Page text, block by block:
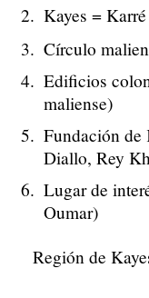
Kayes =
Círculo
Edificios
maliense)
Fundación de
Diallo, Rey
Lugar de
Oumar)
Región de